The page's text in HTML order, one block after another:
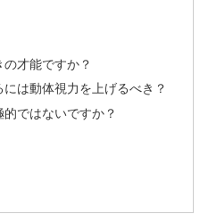
才能ですか？
は動体視力を上げるべき？
ではないですか？